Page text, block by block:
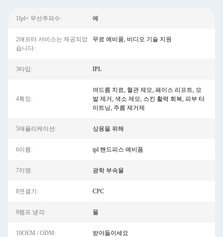
1Ipl+ 무선주파수: 예
2애프터 서비스는 제공되었
습니다:
무료 예비품, 비디오 기술 지원
3타입: IPL
4특징:
여드름 치료, 혈관 제모, 페이스 리프트, 모
발 제거, 색소 제모, 스킨 활력 회복, 피부 타
이트닝, 주름 제거제
5애플리케이션: 상용을 위해
6이름: ipl 핸드피스 예비품
7이명: 광학 부속물
8연결기: CPC
9램프 냉각: 물
10OEM / ODM: 받아들이세요